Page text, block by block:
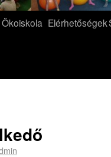
Ökoiskola Elérhetőségek